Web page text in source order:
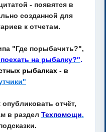
- появятся в
созданной для
к отчетам.
"Где порыбачить?",
на рыбалку?".
рыбалках - в
опубликовать отчёт,
в раздел Техпомощи.